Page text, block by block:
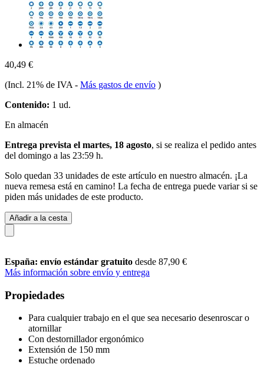
40,49 €
(Incl. 21% de IVA - Más gastos de envío )
Contenido: 1 ud.
En almacén
Entrega prevista el martes, 18 agosto, si se realiza el pedido antes
del domingo a las 23:59 h.
Solo quedan 33 unidades de este artículo en nuestro almacén. ¡La
nueva remesa está en camino! La fecha de entrega puede variar si se
piden más unidades de este producto.
Añadir a la cesta
España: envío estándar gratuito desde 87,90 €
Más información sobre envío y entrega
Propiedades
Para cualquier trabajo en el que sea necesario desenroscar o
atornillar
Con destornillador ergonómico
Extensión de 150 mm
Estuche ordenado